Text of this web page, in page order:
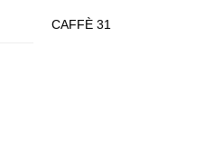
CAFFÈ 31